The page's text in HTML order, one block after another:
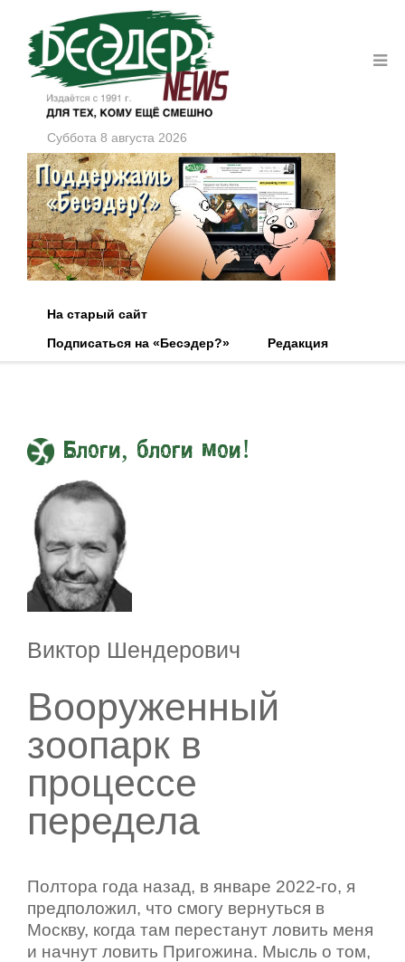
Суббота 8 августа 2026
На старый сайт
Подписаться на «Бесэдер?»
Редакция
Блоги, блоги мои!
Виктор Шендерович
Вооруженный
зоопарк в
процессе
передела
Полтора года назад, в январе 2022-го, я
предположил, что смогу вернуться в
Москву, когда там перестанут ловить меня
и начнут ловить Пригожина. Мысль о том,